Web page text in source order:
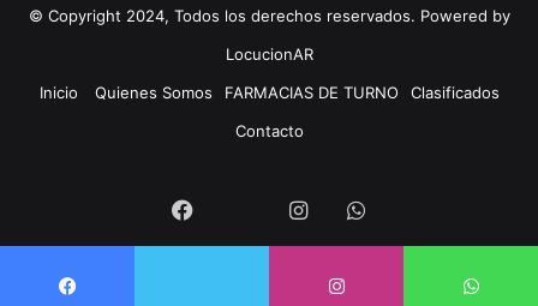
© Copyright 2024, Todos los derechos reservados. Powered by
LocucionAR
Inicio
Quienes Somos FARMACIAS DE TURNO
Clasificados
Contacto
Facebook InstagramWhatsapp